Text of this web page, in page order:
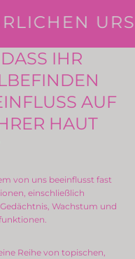
IHR
AUF
HAUT
von uns beeinflusst fast
einschließlich
Wachstum und
Reihe von topischen,